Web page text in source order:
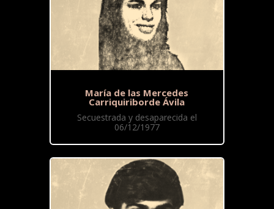
María de las Mercedes
Carriquiriborde Ávila
Secuestrada y desaparecida el
06/12/1977